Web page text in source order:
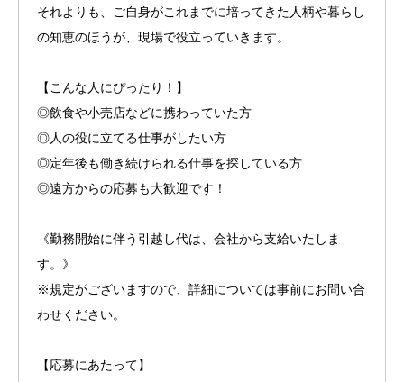
それよりも、ご自身がこれまでに培ってきた人柄や暮らし
の知恵のほうが、現場で役立っていきます。
【こんな人にぴったり！】
◎飲食や小売店などに携わっていた方
◎人の役に立てる仕事がしたい方
◎定年後も働き続けられる仕事を探している方
◎遠方からの応募も大歓迎です！
《勤務開始に伴う引越し代は、会社から支給いたしま
す。》
※規定がございますので、詳細については事前にお問い合
わせください。
【応募にあたって】